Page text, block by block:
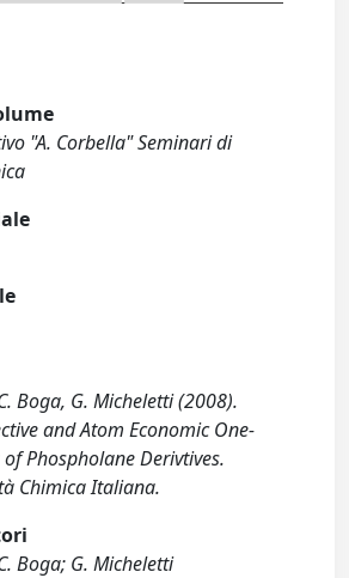
"A. Corbella" Seminari di
Boga, G. Micheletti (2008).
and Atom Economic One-
of Phospholane Derivtives.
Chimica Italiana.
Boga; G. Micheletti